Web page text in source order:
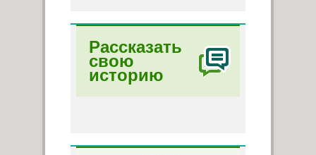
Рассказать
свою
историю